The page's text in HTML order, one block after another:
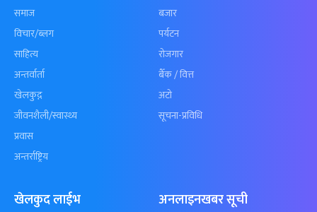
समाज
विचार/ब्लग
साहित्य
अन्तर्वार्ता
खेलकुद़़
जीवनशैली/स्वास्थ्य
प्रवास
अन्तर्राष्ट्रिय
बजार
पर्यटन
रोजगार
बैँक / वित्त
अटो
सूचना-प्रविधि
खेलकुद लाईभ अनलाइनखबर सूची